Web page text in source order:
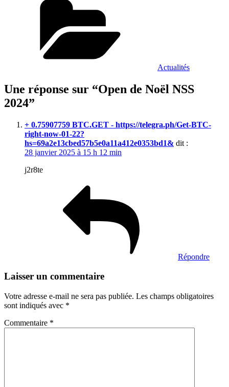
Actualités
Une réponse sur “Open de Noël NSS
2024”
+ 0.75907759 BTC.GET - https://telegra.ph/Get-BTC-
right-now-01-22?
hs=69a2e13cbed57b5e0a11a412e0353bd1& dit :
28 janvier 2025 à 15 h 12 min
j2r8te
Répondre
Laisser un commentaire
Votre adresse e-mail ne sera pas publiée. Les champs obligatoires
sont indiqués avec *
Commentaire *